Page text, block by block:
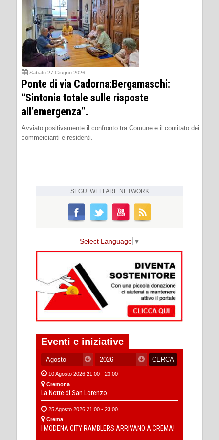
Sabato 27 Giugno 2026
Ponte di via Cadorna:Bergamaschi:
“Sintonia totale sulle risposte
all’emergenza”.
Avviato positivamente il confronto tra Comune e il comitato dei
commercianti e residenti.
SEGUI WELFARE NETWORK
Select Language ▼
Eventi e iniziative
10 Agosto 2026 21:00 - 23:00
Cremona
La Notte di San Lorenzo
25 Agosto 2026 21:00 - 23:00
Crema
I MODENA CITY RAMBLERS ARRIVANO A CREMA!